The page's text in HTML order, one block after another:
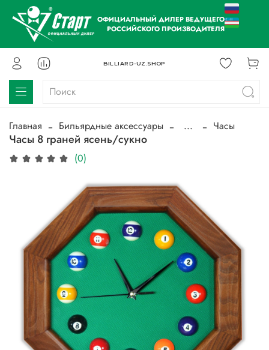
ОФИЦИАЛЬНЫЙ ДИЛЕР ВЕДУЩЕГО
РОССИЙСКОГО ПРОИЗВОДИТЕЛЯ
BILLIARD-UZ.SHOP
Главная Бильярдные аксессуары ... Часы
Часы 8 граней ясень/сукно
(0)